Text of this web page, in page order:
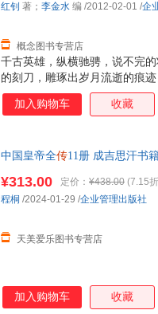
视角，深入历史文化骨髓，去
千古英雄，纵横驰骋，说不完
的刻刀，雕琢出岁月流逝的痕
欲望和人性的集中碰撞之地--
和济世情怀，如何平衡？把事
活、精神生活中立体展现，着
状态，决定着整个社会的文明
视角，深入历史文化骨髓，去
概念图书专营店
红钊 著； 李金水 编 /2012-02-01 /企
加入购物车 收藏
中国皇帝全传11册 成吉思汗书
¥313.00 定价： ¥438.00 (7.15
天美爱乐图书专营店
程桐 /2024-01-29 /企业管理出版社
加入购物车 收藏